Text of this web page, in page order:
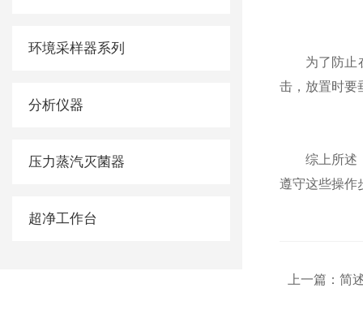
环境采样器系列
分析仪器
压力蒸汽灭菌器
超净工作台
为了防止在运
击，放置时
综上所述
遵守这些操作步
上一篇： 简